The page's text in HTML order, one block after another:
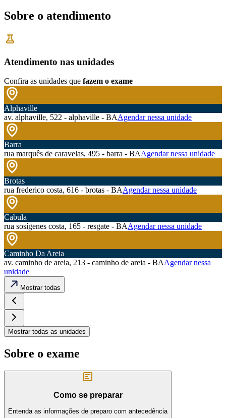
Sobre o atendimento
Atendimento nas unidades
Confira as unidades que fazem o exame
Alphaville
av. alphaville, 522 - alphaville - BAAgendar nessa unidade
Barra
rua marquês de caravelas, 495 - barra - BAAgendar nessa unidade
Brotas
rua frederico costa, 616 - brotas - BAAgendar nessa unidade
Cabula
rua sosígenes costa, 165 - resgate - BAAgendar nessa unidade
Caminho Da Areia
av. caminho de areia, 213 - caminho de areia - BAAgendar nessa
unidade
Mostrar todas
Mostrar todas as unidades
Sobre o exame
Como se preparar
Entenda as informações de preparo com antecedência